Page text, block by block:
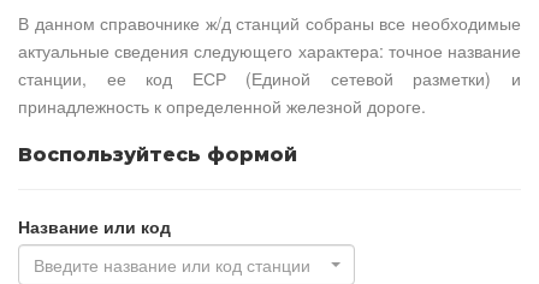
В данном справочнике ж/д станций собраны все необходимые
актуальные сведения следующего характера: точное название
станции, ее код ЕСР (Единой сетевой разметки) и
принадлежность к определенной железной дороге.
Воспользуйтесь формой
Название или код
Введите название или код станции